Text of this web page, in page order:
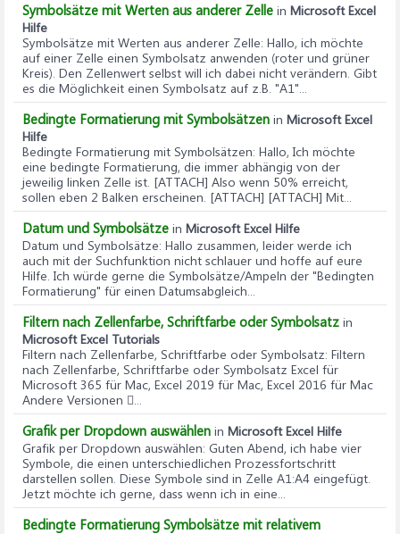
Symbolsätze mit Werten aus anderer Zelle in Microsoft Excel
Hilfe
Symbolsätze mit Werten aus anderer Zelle: Hallo, ich möchte
auf einer Zelle einen Symbolsatz anwenden (roter und grüner
Kreis). Den Zellenwert selbst will ich dabei nicht verändern. Gibt
es die Möglichkeit einen Symbolsatz auf z.B. "A1"...
Bedingte Formatierung mit Symbolsätzen in Microsoft Excel
Hilfe
Bedingte Formatierung mit Symbolsätzen: Hallo, Ich möchte
eine bedingte Formatierung, die immer abhängig von der
jeweilig linken Zelle ist. [ATTACH] Also wenn 50% erreicht,
sollen eben 2 Balken erscheinen. [ATTACH] [ATTACH] Mit...
Datum und Symbolsätze in Microsoft Excel Hilfe
Datum und Symbolsätze: Hallo zusammen, leider werde ich
auch mit der Suchfunktion nicht schlauer und hoffe auf eure
Hilfe. Ich würde gerne die Symbolsätze/Ampeln der "Bedingten
Formatierung" für einen Datumsabgleich...
Filtern nach Zellenfarbe, Schriftfarbe oder Symbolsatz in
Microsoft Excel Tutorials
Filtern nach Zellenfarbe, Schriftfarbe oder Symbolsatz: Filtern
nach Zellenfarbe, Schriftfarbe oder Symbolsatz Excel für
Microsoft 365 für Mac, Excel 2019 für Mac, Excel 2016 für Mac
Andere Versionen ...
Grafik per Dropdown auswählen in Microsoft Excel Hilfe
Grafik per Dropdown auswählen: Guten Abend, ich habe vier
Symbole, die einen unterschiedlichen Prozessfortschritt
darstellen sollen. Diese Symbole sind in Zelle A1:A4 eingefügt.
Jetzt möchte ich gerne, dass wenn ich in eine...
Bedingte Formatierung Symbolsätze mit relativem